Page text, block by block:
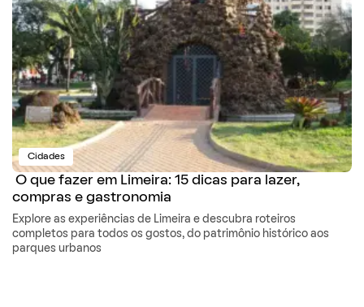
Cidades
O que fazer em Limeira: 15 dicas para lazer,
compras e gastronomia
Explore as experiências de Limeira e descubra roteiros
completos para todos os gostos, do patrimônio histórico aos
parques urbanos